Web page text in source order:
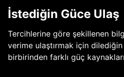
İstediğin Güce Ulaş
Tercihlerine göre şekillenen
verime ulaştırmak için
birbirinden farklı güç